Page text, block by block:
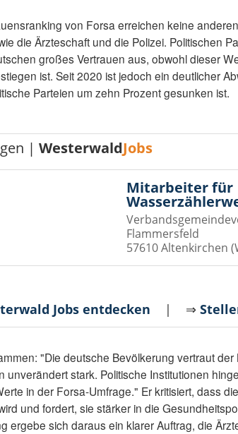
von Forsa erreichen keine
die Ärzteschaft und die Polizei. Politischen
großes Vertrauen aus, obwohl dieser
ist. Seit 2020 ist jedoch ein deutlicher
Parteien um zehn Prozent gesunken ist.
|WesterwaldJobs
Mitarbeiter für
Flammersfeld
57610 Altenkirchen
Jobs entdecken | ⇒
"Die deutsche Bevölkerung vertraut
unverändert stark. Politische Institutionen
in der Forsa-Umfrage." Er kritisiert, dass
und fordert, sie stärker in die
ergebe sich daraus ein klarer Auftrag, die